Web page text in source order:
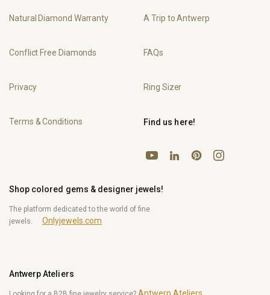
Natural Diamond Warranty
Conflict Free Diamonds
Privacy
Terms & Conditions
A Trip to Antwerp
FAQs
Ring Sizer
Shop colored gems & designer jewels!
The platform dedicated to the world of fine
jewels.
Onlyjewels.com
Antwerp Ateliers
Find us here!
YouTubeLinkedInPinterestInstagram